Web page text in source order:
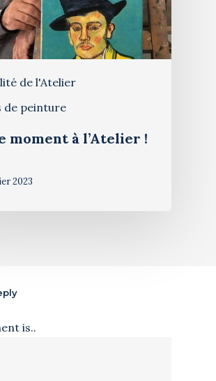
de l'Atelier
de peinture
moment à l’Atelier !
2023
is..